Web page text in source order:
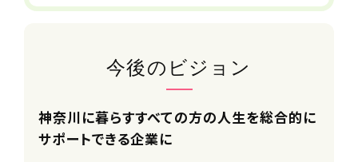
■有給休暇（法定通り）
■特別休暇（慶弔休暇を含む）
＼バースデー休暇や家族サービス休暇
など独自の休暇を取り入れています／
今後のビジョン
神奈川に暮らすすべての方の人生を総合的に
サポートできる企業に